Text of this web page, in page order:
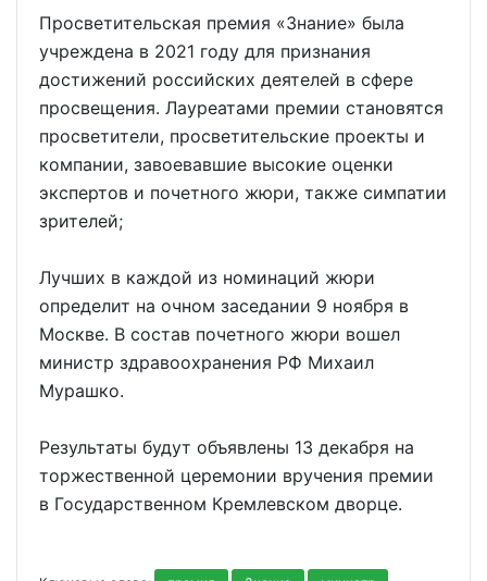
Просветительская премия «Знание» была
учреждена в 2021 году для признания
достижений российских деятелей в сфере
просвещения. Лауреатами премии становятся
просветители, просветительские проекты и
компании, завоевавшие высокие оценки
экспертов и почетного жюри, также симпатии
зрителей;
Лучших в каждой из номинаций жюри
определит на очном заседании 9 ноября в
Москве. В состав почетного жюри вошел
министр здравоохранения РФ Михаил
Мурашко.
Результаты будут объявлены 13 декабря на
торжественной церемонии вручения премии
в Государственном Кремлевском дворце.